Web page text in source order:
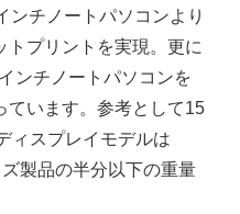
ンチノートパソコンより
トプリントを実現。更に
ンチノートパソコンを
ています。参考として15
ィスプレイモデルは
製品の半分以下の重量